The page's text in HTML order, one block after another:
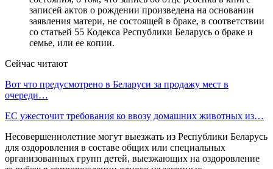
записей актов о рождении произведена на основании
заявления матери, не состоящей в браке, в соответствии
со статьей 55 Кодекса Республики Беларусь о браке и
семье, или ее копии.
Сейчас читают
Вот что предусмотрено в Беларуси за продажу мест в
очереди…
ЕС ужесточит требования ко ввозу домашних животных из…
Несовершеннолетние могут выезжать из Республики Беларусь
для оздоровления в составе общих или специальных
организованных групп детей, выезжающих на оздоровление